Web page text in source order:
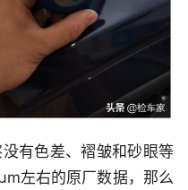
有色差、褶皱和砂眼等
左右的原厂数据，那么